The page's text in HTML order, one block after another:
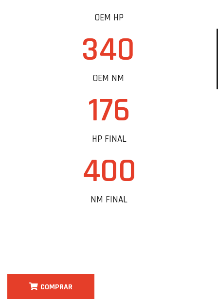
OEM HP
340
OEM NM
176
HP FINAL
400
NM FINAL
COMPRAR